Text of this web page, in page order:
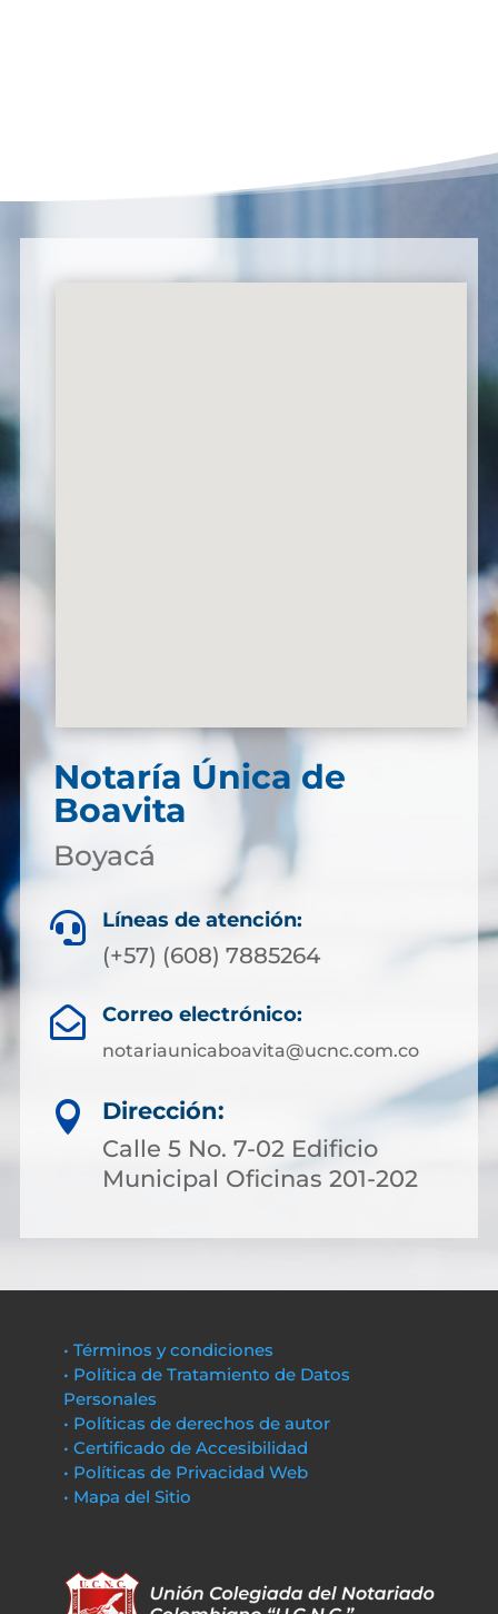
Notaría Única de
Boavita
Boyacá
 Líneas de atención:
(+57) (608) 7885264
 Correo electrónico:
notariaunicaboavita@ucnc.com.co

Dirección:
Calle 5 No. 7-02 Edificio
Municipal Oficinas 201-202
• Términos y condiciones
• Política de Tratamiento de Datos
Personales
• Políticas de derechos de autor
• Certificado de Accesibilidad
• Políticas de Privacidad Web
• Mapa del Sitio